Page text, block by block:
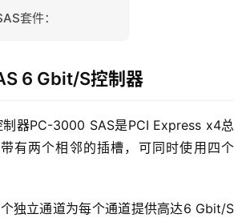
套件：
6 Gbit/S控制器
制器PC-3000 SAS是PCI Express x4总
有两个相邻的插槽，可同时使用四个
独立通道为每个通道提供高达6 Gbit/S